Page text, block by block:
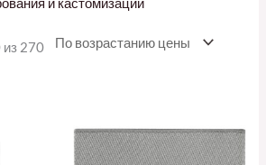
и кастомизации
270